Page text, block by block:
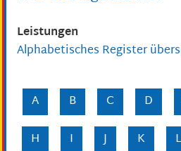
Leistungen
Alphabetisches Register
A B C D
H
I J K L